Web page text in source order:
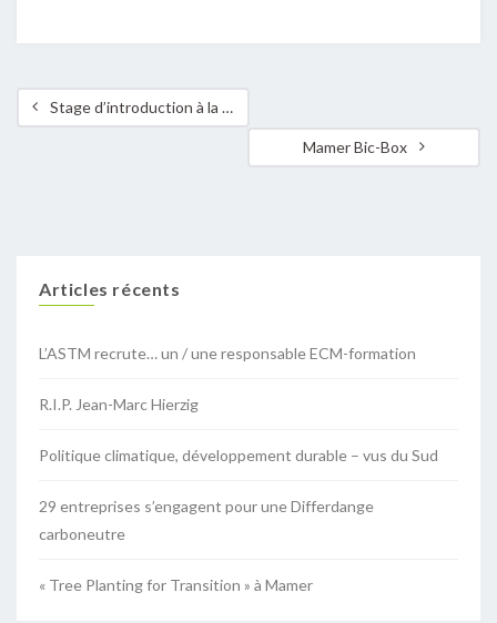
Stage d’introduction à la Permaculture 18 & 19 mai 2024
Mamer Bic-Box
Articles récents
L’ASTM recrute… un / une responsable ECM-formation
R.I.P. Jean-Marc Hierzig
Politique climatique, développement durable – vus du Sud
29 entreprises s’engagent pour une Differdange
carboneutre
« Tree Planting for Transition » à Mamer